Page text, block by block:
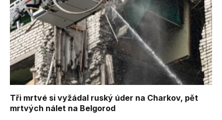
Tři mrtvé si vyžádal ruský úder na Charkov, pět
mrtvých nálet na Belgorod